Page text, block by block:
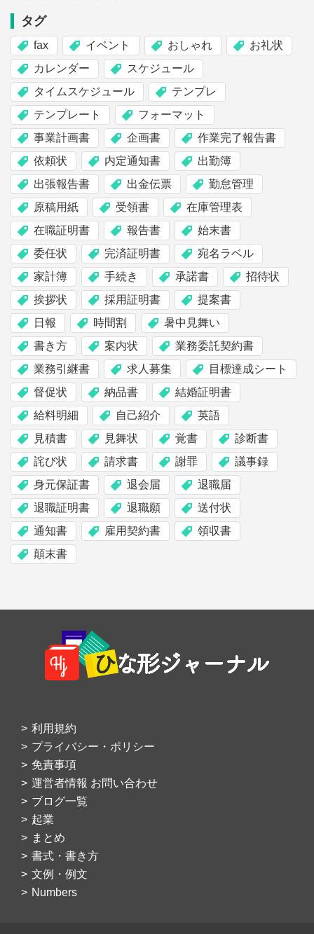
タグ
fax イベント おしゃれ
お礼状
カレンダー
スケジュール
タイムスケジュール
テンプレ
テンプレート
フォーマット
事業計画書
企画書
作業完了報告書
依頼状
内定通知書
出勤簿
出張報告書
出金伝票
勤怠管理
原稿用紙
受領書
在庫管理表
在職証明書
報告書
始末書
委任状
完済証明書
宛名ラベル
家計簿
手続き 承諾書
招待状
挨拶状
採用証明書
提案書
日報
時間割
暑中見舞い
書き方
案内状
業務委託契約書
業務引継書
求人募集
目標達成シート
督促状
納品書
結婚証明書
給料明細
自己紹介
英語
見積書
見舞状 覚書
診断書
詫び状
請求書 謝罪
議事録
身元保証書
退会届
退職届
退職証明書
退職願
送付状
通知書
雇用契約書
領収書
顛末書
Footer
利用規約
プライバシー・ポリシー
免責事項
運営者情報 お問い合わせ
ブログ一覧
起業
まとめ
書式・書き方
文例・例文
Numbers